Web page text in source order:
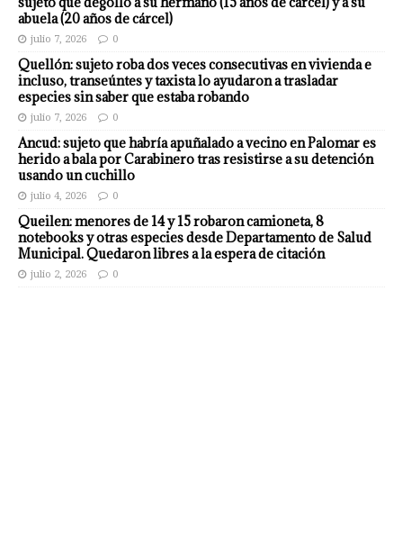
abuela (20 años de cárcel)
julio 7, 2026 0
Quellón: sujeto roba dos veces consecutivas en vivienda e
incluso, transeúntes y taxista lo ayudaron a trasladar
especies sin saber que estaba robando
julio 7, 2026 0
Ancud: sujeto que habría apuñalado a vecino en Palomar es
herido a bala por Carabinero tras resistirse a su detención
usando un cuchillo
julio 4, 2026 0
Queilen: menores de 14 y 15 robaron camioneta, 8
notebooks y otras especies desde Departamento de Salud
Municipal. Quedaron libres a la espera de citación
julio 2, 2026 0